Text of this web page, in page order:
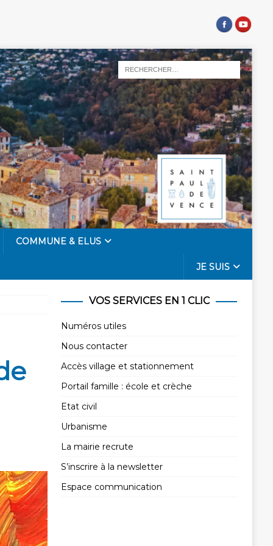
COMMUNE & ELUS
JE SUIS
VOS SERVICES EN 1 CLIC
Numéros utiles
Nous contacter
Accès village et stationnement
Portail famille : école et crèche
Etat civil
Urbanisme
La mairie recrute
S’inscrire à la newsletter
Espace communication